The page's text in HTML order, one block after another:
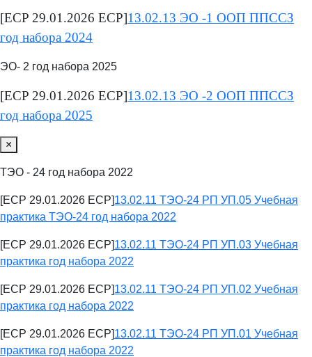
[ECP 29.01.2026 ECP]13.02.13 ЭО -1 ООП ППССЗ
год набора 2024
ЭО- 2 год набора 2025
[ECP 29.01.2026 ECP]13.02.13 ЭО -2 ООП ППССЗ
год набора 2025
×
ТЭО - 24 год набора 2022
[ECP 29.01.2026 ECP]13.02.11 ТЭО-24 РП УП.05 Учебная
практика ТЭО-24 год набора 2022
[ECP 29.01.2026 ECP]13.02.11 ТЭО-24 РП УП.03 Учебная
практика год набора 2022
[ECP 29.01.2026 ECP]13.02.11 ТЭО-24 РП УП.02 Учебная
практика год набора 2022
[ECP 29.01.2026 ECP]13.02.11 ТЭО-24 РП УП.01 Учебная
практика год набора 2022